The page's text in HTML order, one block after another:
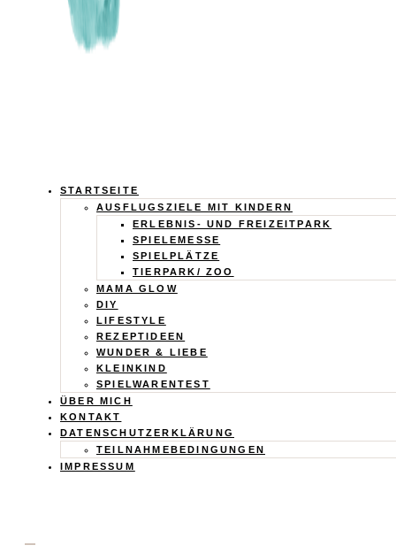
Calistas
Traum
STARTSEITE
AUSFLUGSZIELE MIT KINDERN
ERLEBNIS- UND FREIZEITPARK
SPIELEMESSE
SPIELPLÄTZE
TIERPARK/ ZOO
MAMA GLOW
DIY
LIFESTYLE
REZEPTIDEEN
WUNDER & LIEBE
KLEINKIND
SPIELWARENTEST
ÜBER MICH
KONTAKT
DATENSCHUTZERKLÄRUNG
TEILNAHMEBEDINGUNGEN
IMPRESSUM